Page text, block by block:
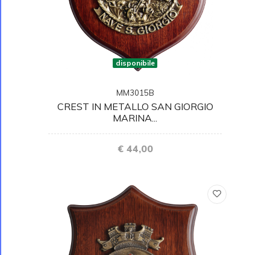
disponibile
MM3015B
CREST IN METALLO SAN GIORGIO
MARINA...
€ 44,00